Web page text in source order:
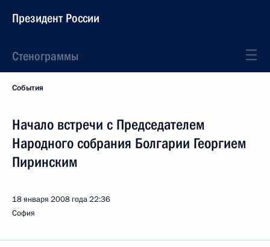
Президент России
Стенограммы
События
Начало встречи с Председателем
Народного собрания Болгарии Георгием
Пиринским
18 января 2008 года22:36
София